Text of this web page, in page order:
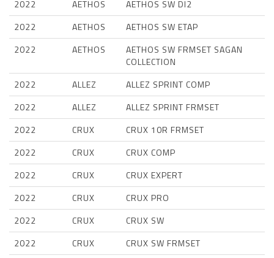
2022
AETHOS
AETHOS SW DI2
2022
AETHOS
AETHOS SW ETAP
2022
AETHOS
AETHOS SW FRMSET SAGAN
COLLECTION
2022
ALLEZ
ALLEZ SPRINT COMP
2022
ALLEZ
ALLEZ SPRINT FRMSET
2022
CRUX
CRUX 10R FRMSET
2022
CRUX
CRUX COMP
2022
CRUX
CRUX EXPERT
2022
CRUX
CRUX PRO
2022
CRUX
CRUX SW
2022
CRUX
CRUX SW FRMSET